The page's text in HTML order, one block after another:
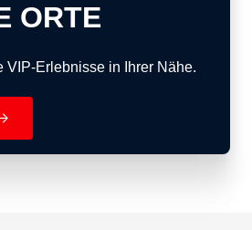
ORTE
VIP-Erlebnisse in Ihrer Nähe.